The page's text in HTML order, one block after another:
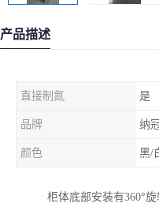
产品描述
直接制氮 是
品牌 纳
颜色 黑/
柜体底部安装有360°